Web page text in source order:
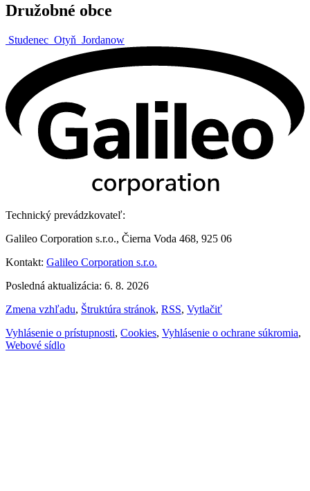
Družobné obce
Studenec Otyň Jordanow
Technický prevádzkovateľ:
Galileo Corporation s.r.o., Čierna Voda 468, 925 06
Kontakt: Galileo Corporation s.r.o.
Posledná aktualizácia: 6. 8. 2026
Zmena vzhľadu, Štruktúra stránok, RSS, Vytlačiť
Vyhlásenie o prístupnosti, Cookies, Vyhlásenie o ochrane súkromia,
Webové sídlo